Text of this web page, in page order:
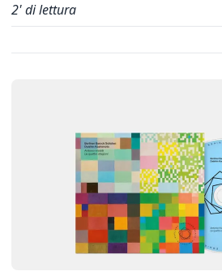
2' di lettura